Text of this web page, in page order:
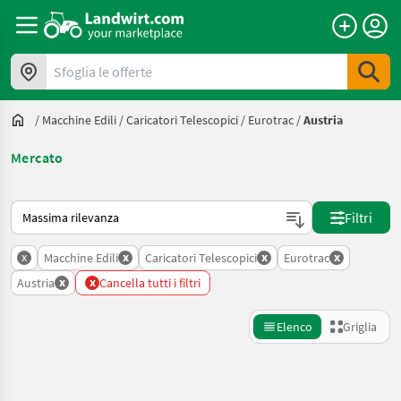
Sfoglia le offerte
/ Macchine Edili /Caricatori Telescopici / Eurotrac /Austria
Mercato
Ecco come viene ordinato su Landwirt.com
Filtri
x Macchine Edili x Caricatori Telescopici x Eurotrac x
Austria x x Cancella tutti i filtri
Elenco Griglia